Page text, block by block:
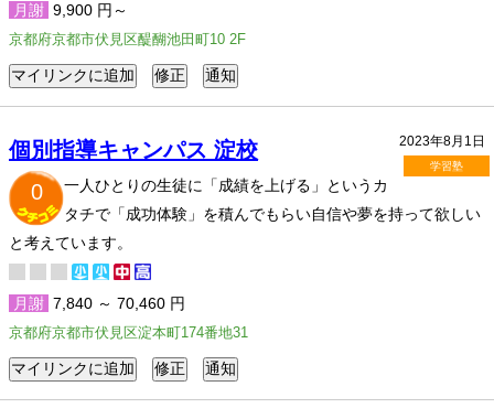
月謝 9,900 円～
京都府京都市伏見区醍醐池田町10 2F
2023年8月1日
学習塾
個別指導キャンパス 淀校
0
一人ひとりの生徒に「成績を上げる」というカ
タチで「成功体験」を積んでもらい自信や夢を持って欲しい
と考えています。
月謝 7,840 ～ 70,460 円
京都府京都市伏見区淀本町174番地31